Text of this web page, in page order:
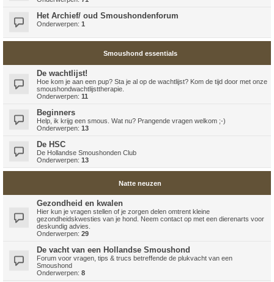
Het Archief/ oud Smoushondenforum
Onderwerpen: 1
Smoushond essentials
De wachtlijst!
Hoe kom je aan een pup? Sta je al op de wachtlijst? Kom de tijd door met onze
smoushondwachtlijsttherapie.
Onderwerpen: 11
Beginners
Help, ik krijg een smous. Wat nu? Prangende vragen welkom ;-)
Onderwerpen: 13
De HSC
De Hollandse Smoushonden Club
Onderwerpen: 13
Natte neuzen
Gezondheid en kwalen
Hier kun je vragen stellen of je zorgen delen omtrent kleine
gezondheidskwesties van je hond. Neem contact op met een dierenarts voor
deskundig advies.
Onderwerpen: 29
De vacht van een Hollandse Smoushond
Forum voor vragen, tips & trucs betreffende de plukvacht van een
Smoushond
Onderwerpen: 8